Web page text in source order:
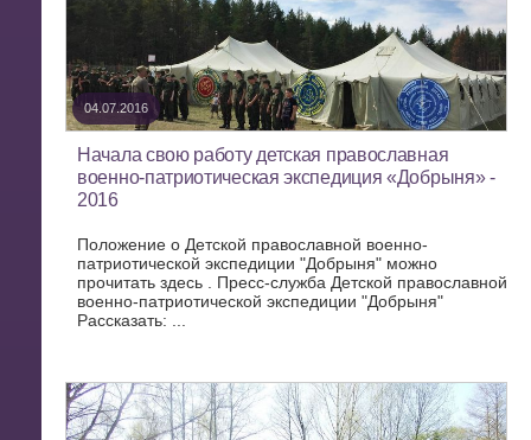
04.07.2016
Начала свою работу детская православная
военно-патриотическая экспедиция «Добрыня» -
2016
Положение о Детской православной военно-
патриотической экспедиции "Добрыня" можно
прочитать здесь . Пресс-служба Детской православной
военно-патриотической экспедиции "Добрыня"
Рассказать: ...